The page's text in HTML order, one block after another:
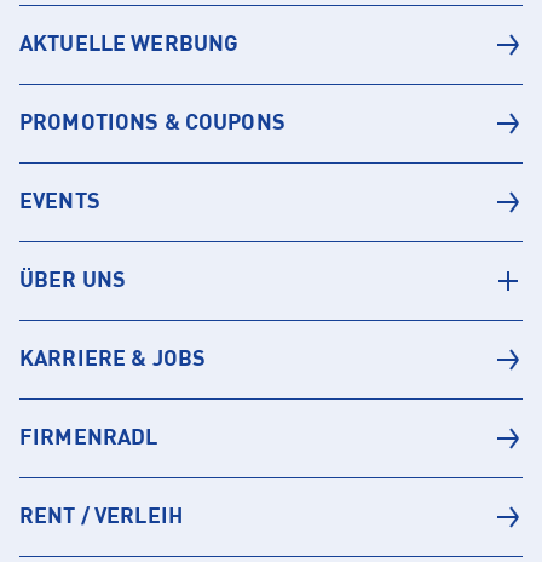
AKTUELLE WERBUNG
PROMOTIONS & COUPONS
EVENTS
ÜBER UNS
KARRIERE & JOBS
FIRMENRADL
RENT / VERLEIH